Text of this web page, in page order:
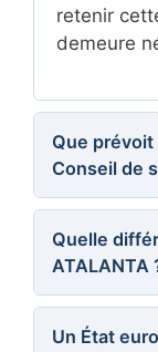
retenir
demeure
Que
Conseil de
Adoptée le
les
Rouge,
liberté de
CNUDM
Quelle
ATALANTA
la piraterie
Un État